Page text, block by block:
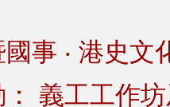
事 ‧ 港史文
： 義工工作